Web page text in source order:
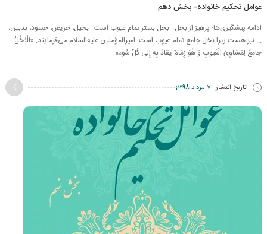
عوامل تحکیم خانواده- بخش دهم
ادامه پیشگیری‌ها: پرهیز از بخل بخل بستر تمام عیوب است بخیل، حریص، حسود، بدبین،
... نیز هست زیرا بخل جامع تمام عیوب است. امیرالمؤمنین علیه‌السلام می‌فرمایند: «الْبُخْلُ
جَامِعٌ لِمَسَاوِئِ الْعُیوبِ وَ هُوَ زِمَامٌ یقَادُ بِهِ إِلَى كُلِّ سُوء» ...
تاریخ انتشار 7 مرداد 1398